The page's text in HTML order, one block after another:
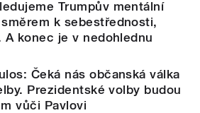
Trumpův mentální
k sebestřednosti,
A konec je v nedohlednu
Čeká nás občanská válka
Prezidentské volby budou
vůči Pavlovi